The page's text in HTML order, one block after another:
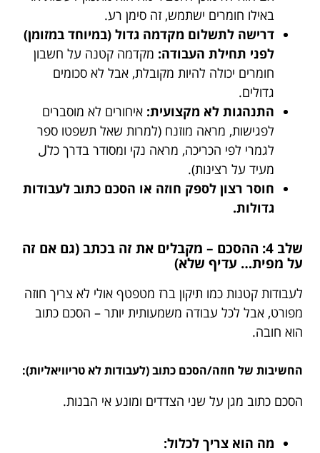
באילו חומרים ישתמש, זה סימן רע.
דרישה לתשלום מקדמה גדול (במיוחד במזומן)
לפני תחילת העבודה: מקדמה קטנה על חשבון
חומרים יכולה להיות מקובלת, אבל לא סכומים
גדולים.
התנהגות לא מקצועית: איחורים לא מוסברים
לפגישות, מראה מוזנח (למרות שאל תשפטו ספר
לגמרי לפי הכריכה, מראה נקי ומסודר בדרך כלل
מעיד על רצינות).
חוסר רצון לספק חוזה או הסכם כתוב לעבודות
גדולות.
שלב 4: ההסכם – מקבלים את זה בכתב (גם אם זה
על מפית… עדיף שלא)
לעבודות קטנות כמו תיקון ברז מטפטף אולי לא צריך חוזה
מפורט, אבל לכל עבודה משמעותית יותר – הסכם כתוב
הוא חובה.
החשיבות של חוזה/הסכם כתוב (לעבודות לא טריוויאליות):
הסכם כתוב מגן על שני הצדדים ומונע אי הבנות.
מה הוא צריך לכלול: